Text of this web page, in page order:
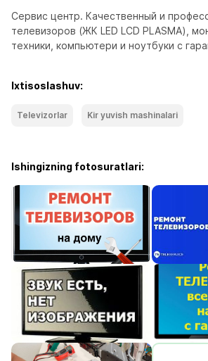
Сервис центр. Качественный и
телевизоров (ЖК LED LCD PLASMA),
техники, компьютери и ноутбуки с
Ixtisoslashuv:
Televizorlar Kir yuvish mashinalari
Ishingizning fotosuratlari: